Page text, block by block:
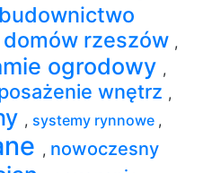
budownictwo
rzeszów ,
ogrodowy ,
wnętrz ,
, systemy rynnowe ,
, nowoczesny